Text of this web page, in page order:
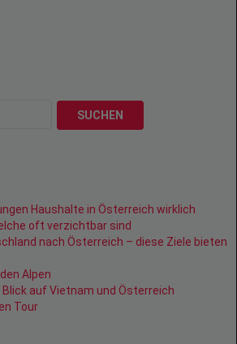
SUCHEN
Haushalte in Österreich wirklich
oft verzichtbar sind
nach Österreich – diese Ziele bieten
Alpen
Blick auf Vietnam und Österreich
Tour